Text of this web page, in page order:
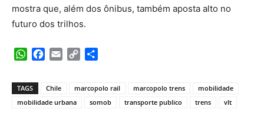
mostra que, além dos ônibus, também aposta alto no
futuro dos trilhos.
WhatsApp
Facebook
Email Copy
TAGS Chile marcopolo rail marcopolo trens
mobilidade
mobilidade urbana
somob transporte publico trens vlt